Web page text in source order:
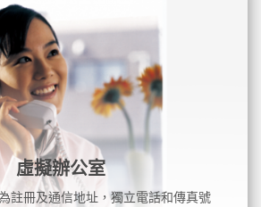
虛擬辦公室
註冊及通信地址，獨立電話和傳真號